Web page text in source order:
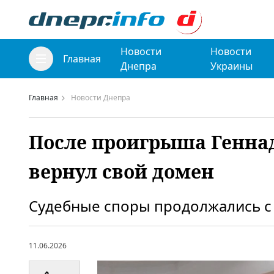
Главная
Новости
Днепра
Новости
Украины
Главная Новости Днепра
После проигрыша
вернул свой домен
Судебные споры продолжались с
11.06.2026